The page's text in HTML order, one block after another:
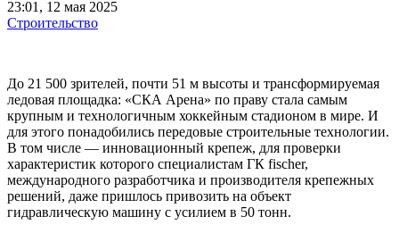
23:01, 12 мая 2025
Строительство
До 21 500 зрителей, почти 51 м высоты и трансформируемая
ледовая площадка: «СКА Арена» по праву стала самым
крупным и технологичным хоккейным стадионом в мире. И
для этого понадобились передовые строительные технологии.
В том числе — инновационный крепеж, для проверки
характеристик которого специалистам ГК fischer,
международного разработчика и производителя крепежных
решений, даже пришлось привозить на объект
гидравлическую машину с усилием в 50 тонн.